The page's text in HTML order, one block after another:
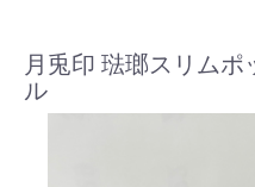
月兎印 琺瑯スリムポ
ル